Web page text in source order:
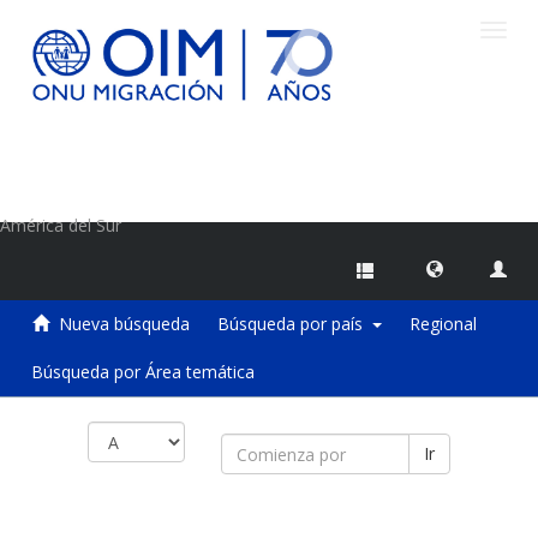
América del Sur
Nueva búsqueda Búsqueda por país Regional
Búsqueda por Área temática
Ir